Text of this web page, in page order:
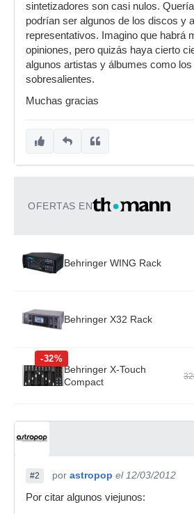
sintetizadores son casi nulos.
podrían ser algunos de los discos y
representativos. Imagino que habrá
opiniones, pero quizás haya cierto
algunos artistas y álbumes como los
sobresalientes.
Muchas gracias
OFERTAS EN
Behringer WING Rack
Behringer X32 Rack
-32%
Behringer X-Touch
Compact
#2 por astropop el 12/03/2012
Por citar algunos viejunos: